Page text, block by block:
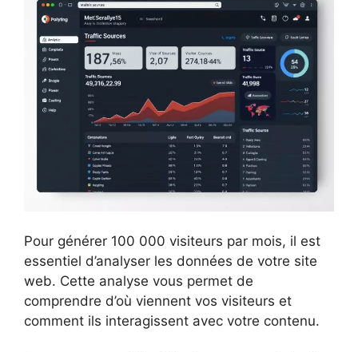
Pour générer 100 000 visiteurs par mois, il est
essentiel d’analyser les données de votre site
web. Cette analyse vous permet de
comprendre d’où viennent vos visiteurs et
comment ils interagissent avec votre contenu.